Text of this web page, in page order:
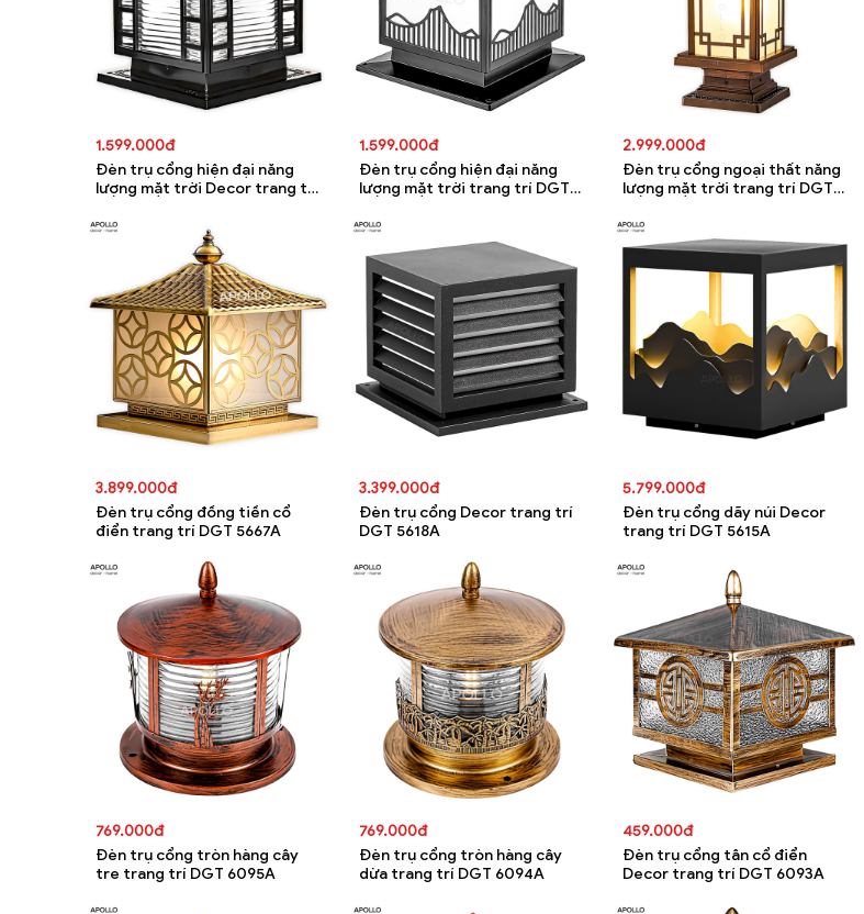
1.599.000đ
Đèn trụ cổng hiện đại năng
lượng mặt trời Decor trang trí
1.599.000đ
Đèn trụ cổng hiện đại năng
lượng mặt trời trang trí DGT
2.999.000đ
Đèn trụ cổng ngoại thất năng
lượng mặt trời trang trí DGT
3.899.000đ
Đèn trụ cổng đồng tiền cổ
điển trang trí DGT 5667A
3.399.000đ
Đèn trụ cổng Decor trang trí
DGT 5618A
5.799.000đ
Đèn trụ cổng dãy núi Decor
trang trí DGT 5615A
769.000đ
Đèn trụ cổng tròn hàng cây
tre trang trí DGT 6095A
769.000đ
Đèn trụ cổng tròn hàng cây
dừa trang trí DGT 6094A
459.000đ
Đèn trụ cổng tân cổ điển
Decor trang trí DGT 6093A